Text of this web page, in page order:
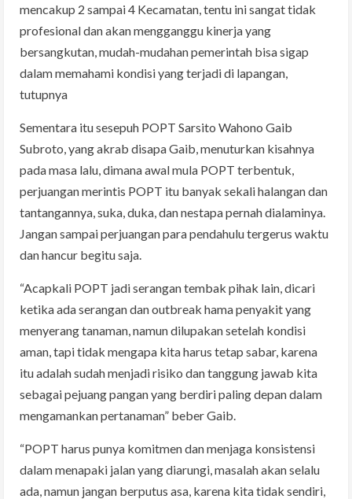
mencakup 2 sampai 4 Kecamatan, tentu ini sangat tidak
profesional dan akan mengganggu kinerja yang
bersangkutan, mudah-mudahan pemerintah bisa sigap
dalam memahami kondisi yang terjadi di lapangan,
tutupnya
Sementara itu sesepuh POPT Sarsito Wahono Gaib
Subroto, yang akrab disapa Gaib, menuturkan kisahnya
pada masa lalu, dimana awal mula POPT terbentuk,
perjuangan merintis POPT itu banyak sekali halangan dan
tantangannya, suka, duka, dan nestapa pernah dialaminya.
Jangan sampai perjuangan para pendahulu tergerus waktu
dan hancur begitu saja.
“Acapkali POPT jadi serangan tembak pihak lain, dicari
ketika ada serangan dan outbreak hama penyakit yang
menyerang tanaman, namun dilupakan setelah kondisi
aman, tapi tidak mengapa kita harus tetap sabar, karena
itu adalah sudah menjadi risiko dan tanggung jawab kita
sebagai pejuang pangan yang berdiri paling depan dalam
mengamankan pertanaman” beber Gaib.
“POPT harus punya komitmen dan menjaga konsistensi
dalam menapaki jalan yang diarungi, masalah akan selalu
ada, namun jangan berputus asa, karena kita tidak sendiri,